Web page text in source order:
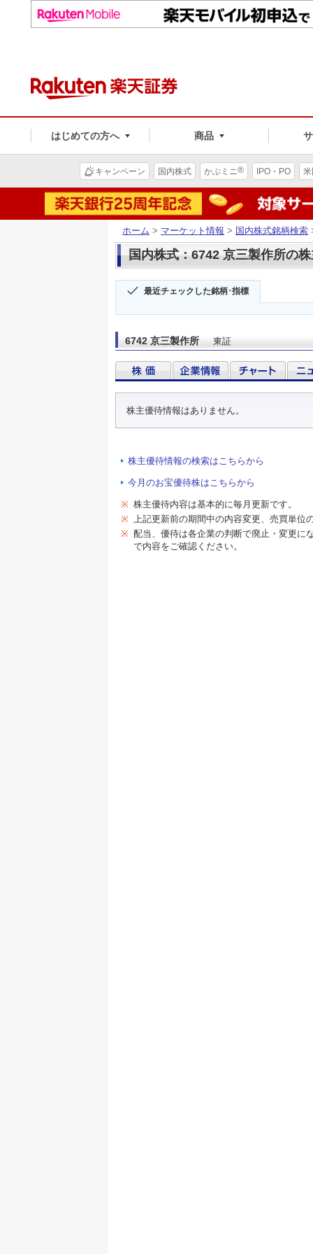
はじめての方へ 商品
キャンペーン 国内株式 かぶミニ® IPO・PO
ホーム > マーケット情報 > 国内株式銘柄検索
国内株式：6742 京三製作所の
最近チェックした銘柄･指標
6742 京三製作所 東証
株主優待情報はありません。
株主優待情報の検索はこちらから
今月のお宝優待株はこちらから
※ 株主優待内容は基本的に毎月更新です。
※ 上記更新前の期間中の内容変更、売買単位
※ 配当、優待は各企業の判断で廃止・変更に
で内容をご確認ください。